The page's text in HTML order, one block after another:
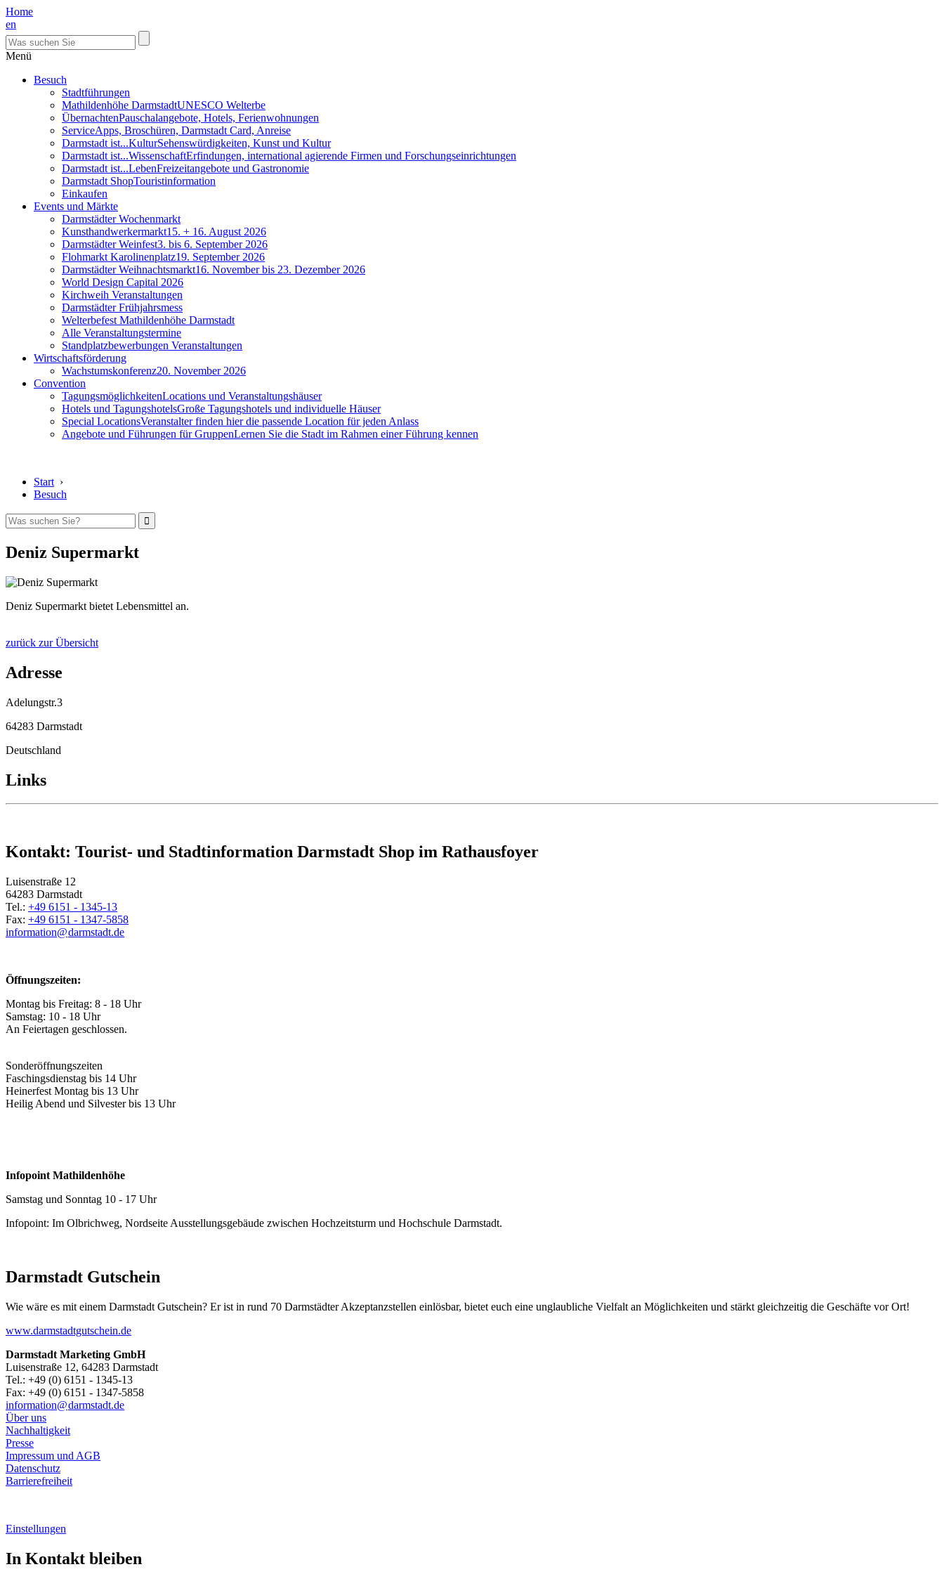
Home
en
Menü
Besuch
Stadtführungen
Mathildenhöhe DarmstadtUNESCO Welterbe
ÜbernachtenPauschalangebote, Hotels, Ferienwohnungen
ServiceApps, Broschüren, Darmstadt Card, Anreise
Darmstadt ist...KulturSehenswürdigkeiten, Kunst und Kultur
Darmstadt ist...WissenschaftErfindungen, international agierende Firmen und Forschungseinrichtungen
Darmstadt ist...LebenFreizeitangebote und Gastronomie
Darmstadt ShopTouristinformation
Einkaufen
Events und Märkte
Darmstädter Wochenmarkt
Kunsthandwerkermarkt15. + 16. August 2026
Darmstädter Weinfest3. bis 6. September 2026
Flohmarkt Karolinenplatz19. September 2026
Darmstädter Weihnachtsmarkt16. November bis 23. Dezember 2026
World Design Capital 2026
Kirchweih Veranstaltungen
Darmstädter Frühjahrsmess
Welterbefest Mathildenhöhe Darmstadt
Alle Veranstaltungstermine
Standplatzbewerbungen Veranstaltungen
Wirtschaftsförderung
Wachstumskonferenz20. November 2026
Convention
TagungsmöglichkeitenLocations und Veranstaltungshäuser
Hotels und TagungshotelsGroße Tagungshotels und individuelle Häuser
Special LocationsVeranstalter finden hier die passende Location für jeden Anlass
Angebote und Führungen für GruppenLernen Sie die Stadt im Rahmen einer Führung kennen
Start ›
Besuch
Deniz Supermarkt
Deniz Supermarkt bietet Lebensmittel an.
zurück zur Übersicht
Adresse
Adelungstr.3
64283 Darmstadt
Deutschland
Links
Kontakt: Tourist- und Stadtinformation Darmstadt Shop im Rathausfoyer
Luisenstraße 12
64283 Darmstadt
Tel.: +49 6151 - 1345-13
Fax: +49 6151 - 1347-5858
information@darmstadt.de
Öffnungszeiten:
Montag bis Freitag: 8 - 18 Uhr
Samstag: 10 - 18 Uhr
An Feiertagen geschlossen.
Sonderöffnungszeiten
Faschingsdienstag bis 14 Uhr
Heinerfest Montag bis 13 Uhr
Heilig Abend und Silvester bis 13 Uhr
Infopoint Mathildenhöhe
Samstag und Sonntag 10 - 17 Uhr
Infopoint: Im Olbrichweg, Nordseite Ausstellungsgebäude zwischen Hochzeitsturm und Hochschule Darmstadt.
Darmstadt Gutschein
Wie wäre es mit einem Darmstadt Gutschein? Er ist in rund 70 Darmstädter Akzeptanzstellen einlösbar, bietet euch eine unglaubliche Vielfalt an Möglichkeiten und stärkt gleichzeitig die Geschäfte vor Ort!
www.darmstadtgutschein.de
Darmstadt Marketing GmbH
Luisenstraße 12, 64283 Darmstadt
Tel.: +49 (0) 6151 - 1345-13
Fax: +49 (0) 6151 - 1347-5858
information@darmstadt.de
Über uns
Nachhaltigkeit
Presse
Impressum und AGB
Datenschutz
Barrierefreiheit
Einstellungen
In Kontakt bleiben